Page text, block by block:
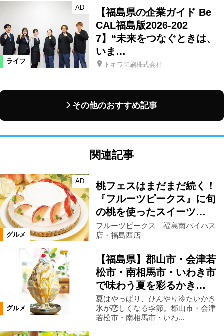
ライフ
AD
【福島県の企業ガイド Be
CAL福島版2026-202
7】“未来をつなぐときは、
いま…
トキワ印刷株式会社
その他のおすすめ記事
関連記事
グルメ
AD
桃フェスはまだまだ続く！
『フルーツピークス』に旬
の桃を使ったスイーツ…
フルーツピークス 福島南バイパス
店・福島西店
グルメ
【福島県】郡山市・会津若
松市・南相馬市・いわき市
で味わう夏を彩るかき…
夏はやっぱり、ひんやり冷たいかき
氷が恋しくなる季節。郡山市・会津
若松市・南相馬市・いわ...